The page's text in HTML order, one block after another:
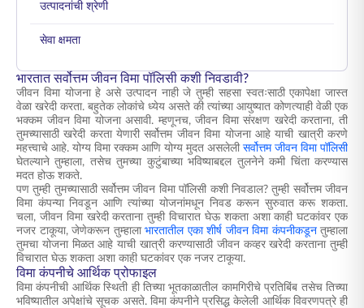
उत्पादनांची श्रेणी
सेवा क्षमता
भारतात सर्वोत्तम जीवन विमा पॉलिसी कशी निवडावी?
जीवन विमा योजना हे असे उत्पादन नाही जे तुम्ही सहसा स्वतःसाठी एकापेक्षा जास्त
वेळा खरेदी करता. बहुतेक लोकांचे ध्येय असते की त्यांच्या आयुष्यात कोणत्याही वेळी एक
भक्कम जीवन विमा योजना असावी. म्हणूनच, जीवन विमा संरक्षण खरेदी करताना, ती
तुमच्यासाठी खरेदी करता येणारी सर्वोत्तम जीवन विमा योजना आहे याची खात्री करणे
महत्त्वाचे आहे. योग्य विमा रक्कम आणि योग्य मुदत असलेली सर्वोत्तम जीवन विमा पॉलिसी
घेतल्याने तुम्हाला, तसेच तुमच्या कुटुंबाच्या भविष्याबद्दल तुलनेने कमी चिंता करण्यास
मदत होऊ शकते.
पण तुम्ही तुमच्यासाठी सर्वोत्तम जीवन विमा पॉलिसी कशी निवडाल? तुम्ही सर्वोत्तम जीवन
विमा कंपन्या निवडून आणि त्यांच्या योजनांमधून निवड करून सुरुवात करू शकता.
चला, जीवन विमा खरेदी करताना तुम्ही विचारात घेऊ शकता अशा काही घटकांवर एक
नजर टाकूया, जेणेकरून तुम्हाला भारतातील एका शीर्ष जीवन विमा कंपनीकडूनतुम्हाला
तुमचा योजना मिळत आहे याची खात्री करण्यासाठी जीवन कव्हर खरेदी करताना तुम्ही
विचारात घेऊ शकता अशा काही घटकांवर एक नजर टाकूया.
विमा कंपनीचे आर्थिक प्रोफाइल
विमा कंपनीची आर्थिक स्थिती ही तिच्या भूतकाळातील कामगिरीचे प्रतिबिंब तसेच तिच्या
भविष्यातील अपेक्षांचे सूचक असते. विमा कंपनीने प्रसिद्ध केलेली आर्थिक विवरणपत्रे ही